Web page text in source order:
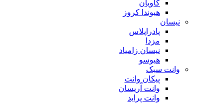
کاویان
هیوندا کروز
نیسان
پادراپلاس
مزدا
نیسان زامیاد
هیوسو
وانت سبک
پیکان وانت
وانت آریسان
وانت پراید